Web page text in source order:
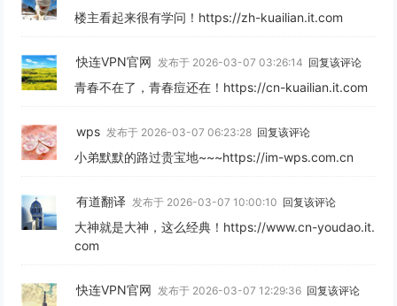
楼主看起来很有学问！https://zh-kuailian.it.com
快连VPN官网 发布于 2026-03-07 03:26:14 回复该评论
青春不在了，青春痘还在！https://cn-kuailian.it.com
wps 发布于 2026-03-07 06:23:28 回复该评论
小弟默默的路过贵宝地~~~https://im-wps.com.cn
有道翻译 发布于 2026-03-07 10:00:10 回复该评论
大神就是大神，这么经典！https://www.cn-youdao.it.
com
快连VPN官网 发布于 2026-03-07 12:29:36 回复该评论